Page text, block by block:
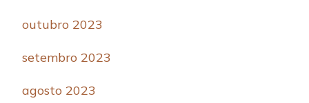
outubro 2023
setembro 2023
agosto 2023